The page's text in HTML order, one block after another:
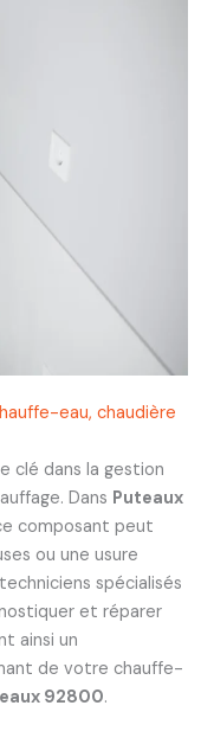
eau, chaudière
clé dans la gestion
Dans Puteaux
composant peut
ou une usure
spécialisés
et réparer
ainsi un
de votre chauffe-
92800.